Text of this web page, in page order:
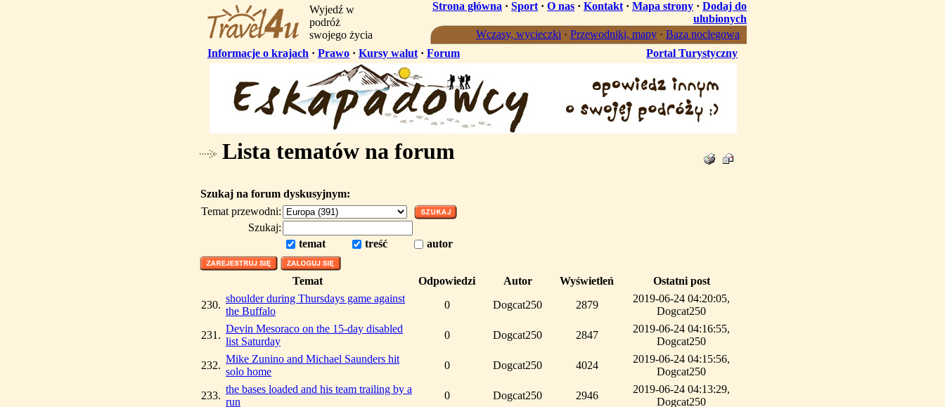
Wyjedź w
podróż
swojego życia
Strona główna · Sport · O nas · Kontakt · Mapa strony · Dodaj do
ulubionych
Wczasy, wycieczki · Przewodniki, mapy · Baza noclegowa
Informacje o krajach · Prawo · Kursy walut · Forum Portal Turystyczny
Lista tematów na forum
Szukaj na forum dyskusyjnym:
Temat przewodni:
Szukaj:
temat
treść autor
Temat Odpowiedzi Autor Wyświetleń
Ostatni post
230.
shoulder during Thursdays game against
the Buffalo
0 Dogcat250 2879
2019-06-24 04:20:05,
Dogcat250
231.
Devin Mesoraco on the 15-day disabled
list Saturday
0 Dogcat250 2847
2019-06-24 04:16:55,
Dogcat250
232.
Mike Zunino and Michael Saunders hit
solo home
0 Dogcat250 4024
2019-06-24 04:15:56,
Dogcat250
233.
the bases loaded and his team trailing by a
run
0 Dogcat250 2946
2019-06-24 04:13:29,
Dogcat250